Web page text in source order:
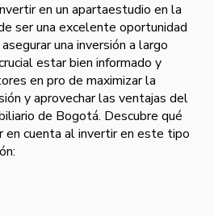
en un apartaestudio en la
ser una excelente oportunidad
una inversión a largo
estar bien informado y
en pro de maximizar la
y aprovechar las ventajas del
de Bogotá. Descubre qué
cuenta al invertir en este tipo